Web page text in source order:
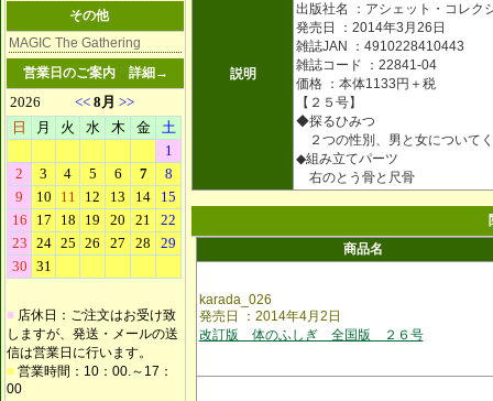
その他
MAGIC The Gathering
営業日のご案内 詳細→
■ 店休日：ご注文はお受け致
しますが、発送・メールの送
信は営業日に行います。
■ 営業時間：10：00.～17：
00
説明
出版社名 ：アシェット・コレク
発売日 ：2014年3月26日
雑誌JAN ：4910228410443
雑誌コード ：22841-04
価格 ：本体1133円＋税
【２５号】
◆探るひみつ
２つの性別、男と女について
◆組み立てパーツ
右のとう骨と尺骨
商品名
karada_026
発売日 ：2014年4月2日
改訂版 体のふしぎ 全国版 ２６号